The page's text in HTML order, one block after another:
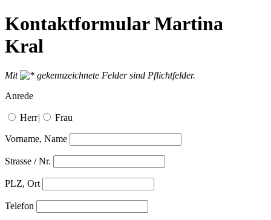
Kontaktformular Martina
Kral
Mit
gekennzeichnete Felder sind Pflichtfelder.
Anrede
Herr| Frau
Vorname, Name
Strasse / Nr.
PLZ, Ort
Telefon